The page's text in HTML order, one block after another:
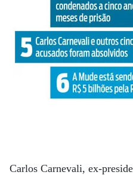
Carlos Carnevali, ex-